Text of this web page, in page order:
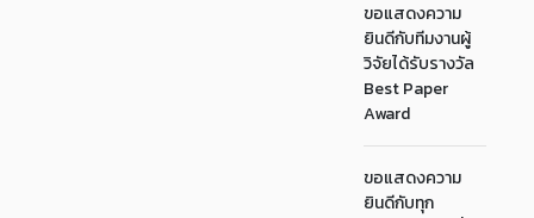
ขอแสดงความ
ยินดีกับทีมงานผู้
วิจัยได้รับรางวัล
Best Paper
Award
ขอแสดงความ
ยินดีกับทุก